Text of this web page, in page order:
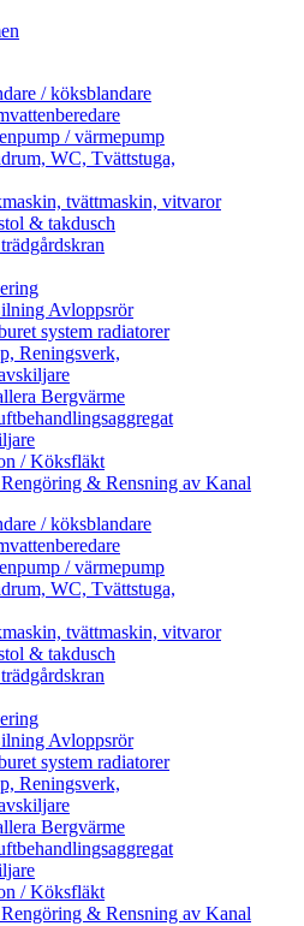
/ köksblandare
/ värmepump
WC, Tvättstuga,
tvättmaskin, vitvaror
& takdusch
Avloppsrör
system radiatorer
Reningsverk,
Bergvärme
/ Köksfläkt
& Rensning av Kanal
/ köksblandare
/ värmepump
WC, Tvättstuga,
tvättmaskin, vitvaror
& takdusch
Avloppsrör
system radiatorer
Reningsverk,
Bergvärme
/ Köksfläkt
& Rensning av Kanal